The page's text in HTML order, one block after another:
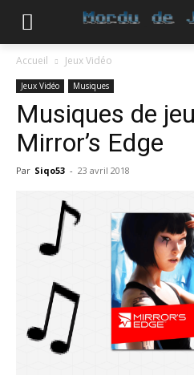
Accueil Jeux Vidéo
Jeux Vidéo Musiques
Musiques de
Mirror’s Edge
Par Siqo53 - 23 avril 2018